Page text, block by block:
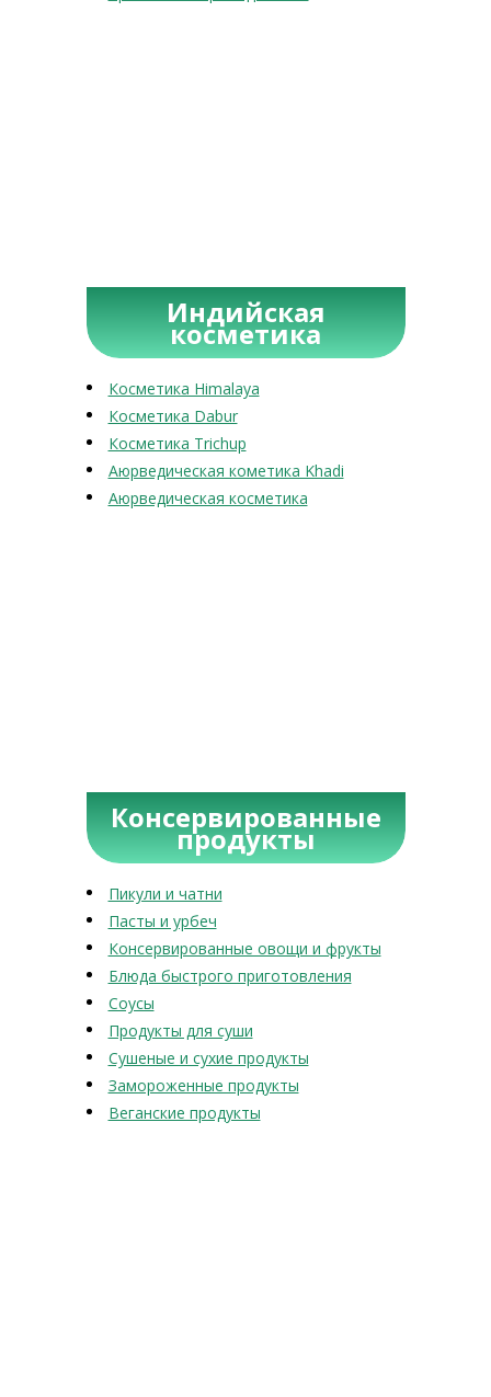
Индийская
косметика
Косметика Himalaya
Косметика Dabur
Косметика Trichup
Аюрведическая кометика Khadi
Аюрведическая косметика
Консервированные
продукты
Пикули и чатни
Пасты и урбеч
Консервированные овощи и фрукты
Блюда быстрого приготовления
Соусы
Продукты для суши
Сушеные и сухие продукты
Замороженные продукты
Веганские продукты